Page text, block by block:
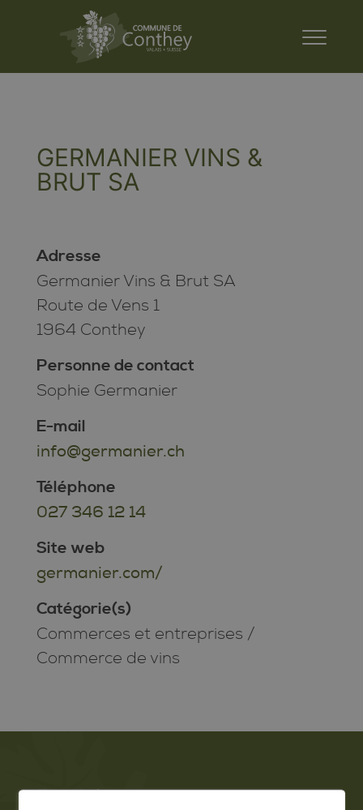
GERMANIER VINS &
BRUT SA
Adresse
Germanier Vins & Brut SA
Route de Vens 1
1964 Conthey
Personne de contact
Sophie Germanier
E-mail
info@germanier.ch
Téléphone
027 346 12 14
Site web
germanier.com/
Catégorie(s)
Commerces et entreprises /
Commerce de vins
Emploi